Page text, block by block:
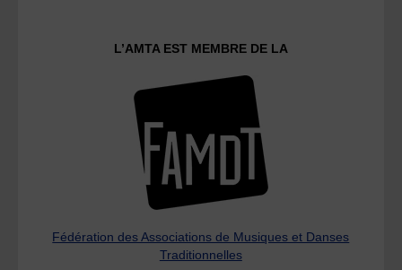
L’AMTA EST MEMBRE DE LA
Fédération des Associations de Musiques et Danses
Traditionnelles